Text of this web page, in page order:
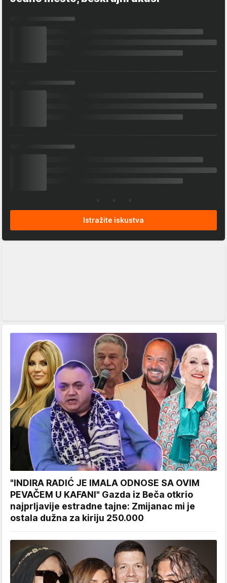
Istražite iskustva
"INDIRA RADIĆ JE IMALA ODNOSE SA OVIM
PEVAČEM U KAFANI" Gazda iz Beča otkrio
najprljavije estradne tajne: Zmijanac mi je
ostala dužna za kiriju 250.000